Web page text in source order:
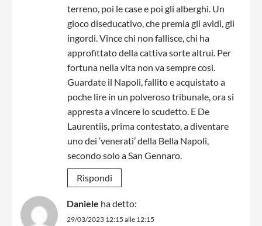
terreno, poi le case e poi gli alberghi. Un
gioco diseducativo, che premia gli avidi, gli
ingordi. Vince chi non fallisce, chi ha
approfittato della cattiva sorte altrui. Per
fortuna nella vita non va sempre così.
Guardate il Napoli, fallito e acquistato a
poche lire in un polveroso tribunale, ora si
appresta a vincere lo scudetto. E De
Laurentiis, prima contestato, a diventare
uno dei ‘venerati’ della Bella Napoli,
secondo solo a San Gennaro.
Rispondi
Daniele ha detto:
29/03/2023 12:15 alle 12:15